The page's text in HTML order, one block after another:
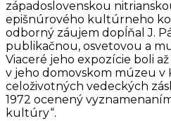
západoslovenskou
epišnúrového kultúrneho
odborný záujem dopĺňal J.
publikačnou, osvetovou a
Viaceré jeho expozície boli
v jeho domovskom múzeu v
celoživotných vedeckých
1972 ocenený
kultúry“.